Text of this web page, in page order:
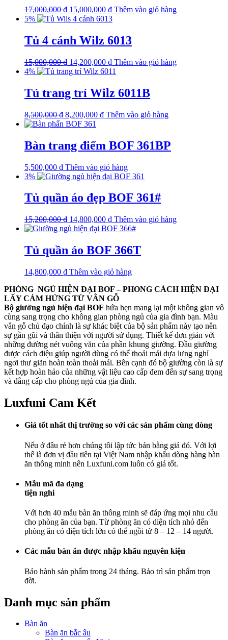
17,000,000₫ 15,000,000 ₫ Thêm vào giỏ hàng
5%
Tủ 4 cánh Wilz 6013
15,000,000₫ 14,200,000 ₫ Thêm vào giỏ hàng
4%
Tủ trang trí Wilz 6011B
8,500,000₫ 8,200,000 ₫ Thêm vào giỏ hàng
Bàn trang điểm BOF 361BP
5,500,000 ₫ Thêm vào giỏ hàng
3%
Tủ quần áo đẹp BOF 361#
15,200,000₫ 14,800,000 ₫ Thêm vào giỏ hàng
Tủ quần áo BOF 366T
14,800,000 ₫ Thêm vào giỏ hàng
PHÒNG NGỦ HIỆN ĐẠI BOF – PHONG CÁCH HIỆN ĐẠI
LẤY CẢM HỨNG TỪ VÂN GỖ
Bộ giường ngủ hiện đại BOF hứa hẹn mang lại một không gian vô
cùng sang trọng cho không gian phòng ngủ của gia đình bạn. Màu
vân gỗ chủ đạo chính là sự khác biệt của bộ sản phẩm này tạo nên
sự gần gũi và thân thiện với người sử dụng. Thiết kế đơn giản với
những đường nét vuông văn của phần khung giường. Đầu giường
được cách điệu giúp người dùng có thể thoải mái dựa lưng nghỉ
ngơi thư giãn hoàn toàn thoải mái. Bên cạnh đó bộ giường còn là sự
kết hợp hoàn hảo của những vật liệu cao cấp đem đến sự sang trọng
và đẳng cấp cho phòng ngủ của gia đình.
Luxfuni Cam Kết
Giá tốt nhất thị trường so với các sản phẩm cùng dòng
Nếu ở đâu rẻ hơn chúng tôi lập tức bán bằng giá đó. Với lợi
thế là đơn vị đầu tiên tại Việt Nam nhập khẩu dòng hàng bàn
ăn thông minh nên Luxfuni.com luôn có giá tốt.
Mẫu mã đa dạng
tiện nghi
Với hơn 40 mẫu bàn ăn thông minh sẽ đáp ứng mọi nhu cầu
cho phòng ăn của bạn. Từ phòng ăn có diện tích nhỏ đến
phòng ăn có diện tích lớn có thể ngồi từ 8 – 12 – 14 người.
Các mẫu bàn ăn được nhập khẩu nguyên kiện
Bảo hành sản phẩm trong 24 tháng. Bảo trì sản phẩm trọn
đời.
Danh mục sản phẩm
Bàn ăn
Bàn ăn bắc âu